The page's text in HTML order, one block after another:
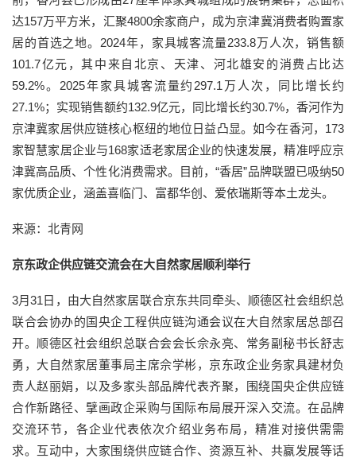
达157万平方米，汇聚4800余家商户，成为京津冀消费者购置家
居的首选之地。2024年，家具城客流量233.8万人次，销售额
101.7亿元，其中来自北京、天津、河北雄安的消费占比达
59.2%。2025年家具城客流量约297.1万人次，同比增长约
27.1%；实现销售额约132.9亿元，同比增长约30.7%，香河作为
京津冀家居供应链核心枢纽的地位日益凸显。如今在香河，173
家智慧家居企业与168家适老家居企业的快速发展，精准呼应京
津冀高品质、个性化消费需求。目前，“香居”品牌联盟已吸纳50
家优质企业，涵盖喜临门、富都华创、爱依瑞斯等本土龙头。
来源：北青网
京东政企供应链交流会在大自然家居顺利举行
3月31日，由大自然家居联合京东共同牵头、顺德区社会组织总
联合会协办的国央企工程供应链沟通会议在大自然家居总部召
开。顺德区社会组织总联合会会长佘永亮、常务副秘书长舒志
勇，大自然家居董事局主席佘学彬，京东政企业务家具建材负
责人赵丽娟，以及多家头部品牌代表齐聚，围绕国央企供应链
合作新路径、擘画政企采购与国际布局展开深入交流。在品牌
交流环节，各企业代表依次介绍业务布局，精准对接供需需
求。互动中，大家围绕供应链合作、资源互补、共赢发展等话